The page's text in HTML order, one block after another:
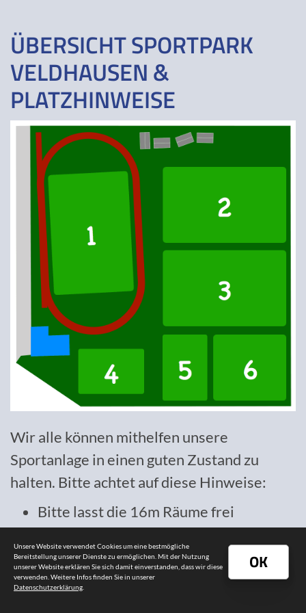
ÜBERSICHT SPORTPARK
VELDHAUSEN &
PLATZHINWEISE
Wir alle können mithelfen unsere
Sportanlage in einen guten Zustand zu
halten. Bitte achtet auf diese Hinweise:
Bitte lasst die 16m Räume frei
Torschuss, wenn möglich auf Portal-
Tore
Sprint Übungen, sowie Übungen mit
OK
Unsere Website verwendet Cookies um eine bestmögliche
Bereitstellung unserer Dienste zu ermöglichen. Mit der Nutzung
unserer Website erklären Sie sich damit einverstanden, dass wir diese
verwenden. Weitere Infos finden Sie in unserer
Datenschutzerklärung